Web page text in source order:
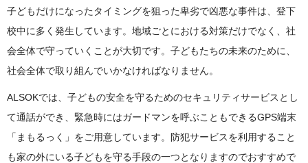
子どもだけになったタイミングを狙った卑劣で凶悪な事件は、登下
校中に多く発生しています。地域ごとにおける対策だけでなく、社
会全体で守っていくことが大切です。子どもたちの未来のために、
社会全体で取り組んでいかなければなりません。
ALSOKでは、子どもの安全を守るためのセキュリティサービスとし
て通話ができ、緊急時にはガードマンを呼ぶこともできるGPS端末
「まもるっく」をご用意しています。防犯サービスを利用すること
も家の外にいる子どもを守る手段の一つとなりますのでおすすめで